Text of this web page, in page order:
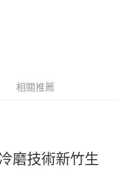
相關推薦
磨技術新竹生